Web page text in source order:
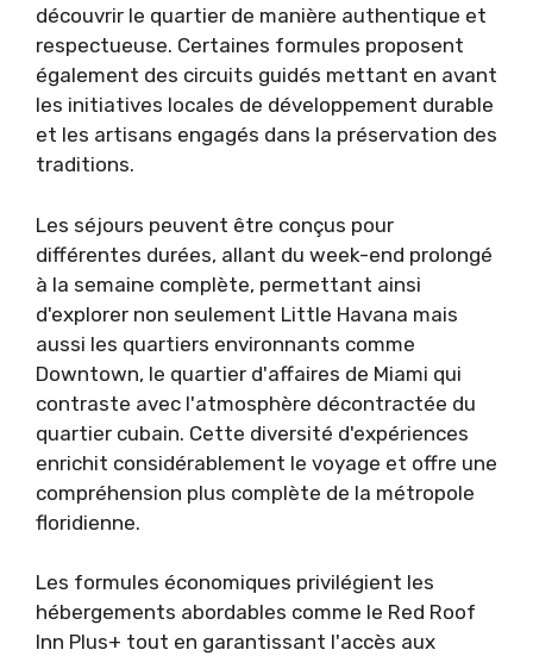
découvrir le quartier de manière authentique et
respectueuse. Certaines formules proposent
également des circuits guidés mettant en avant
les initiatives locales de développement durable
et les artisans engagés dans la préservation des
traditions.
Les séjours peuvent être conçus pour
différentes durées, allant du week-end prolongé
à la semaine complète, permettant ainsi
d'explorer non seulement Little Havana mais
aussi les quartiers environnants comme
Downtown, le quartier d'affaires de Miami qui
contraste avec l'atmosphère décontractée du
quartier cubain. Cette diversité d'expériences
enrichit considérablement le voyage et offre une
compréhension plus complète de la métropole
floridienne.
Les formules économiques privilégient les
hébergements abordables comme le Red Roof
Inn Plus+ tout en garantissant l'accès aux